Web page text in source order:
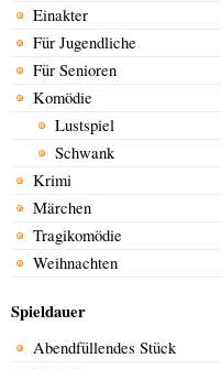
Einakter
Für Jugendliche
Für Senioren
Komödie
Lustspiel
Schwank
Krimi
Märchen
Tragikomödie
Weihnachten
Spieldauer
Abendfüllendes Stück